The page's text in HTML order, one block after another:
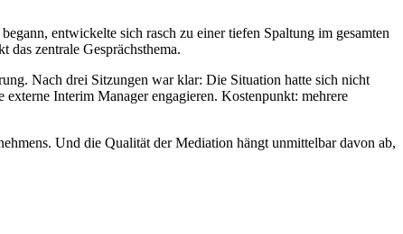
entwickelte sich rasch zu einer tiefen Spaltung im gesamten
zentrale Gesprächsthema.
Nach drei Sitzungen war klar: Die Situation hatte sich nicht
Interim Manager engagieren. Kostenpunkt: mehrere
Und die Qualität der Mediation hängt unmittelbar davon ab,